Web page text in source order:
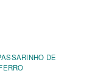
DE